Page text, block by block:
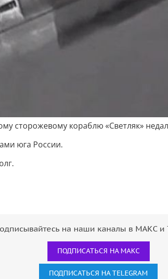
сторожевому кораблю «Светляк»
юга России.
на наши каналы в МАКС и
ПОДПИСАТЬСЯ НА МАКС
ПОДПИСАТЬСЯ НА TELEGRAM